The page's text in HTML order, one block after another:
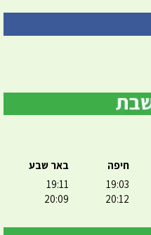
חיפה
19:03
20:12
באר שבע
19:11
20:09